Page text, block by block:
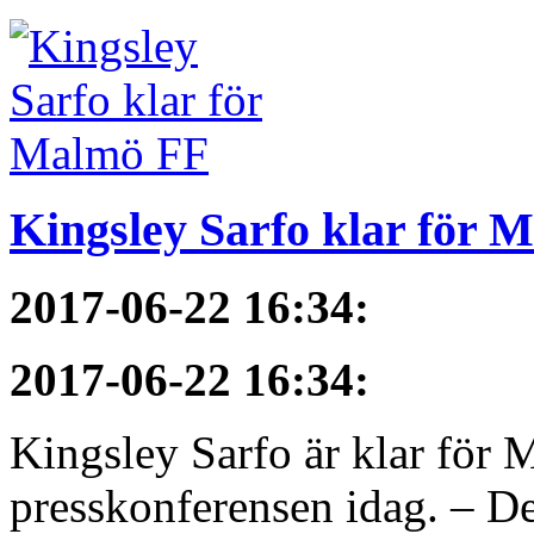
Kingsley Sarfo klar för
2017-06-22 16:34:
2017-06-22 16:34:
Kingsley Sarfo är klar för
presskonferensen idag. –